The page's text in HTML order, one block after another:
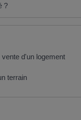
?
d'un logement
terrain